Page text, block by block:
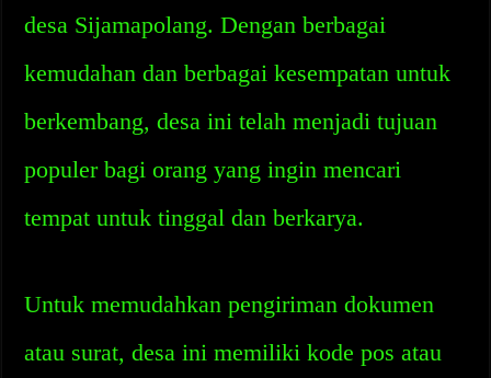
desa Sijamapolang. Dengan berbagai
kemudahan dan berbagai kesempatan untuk
berkembang, desa ini telah menjadi tujuan
populer bagi orang yang ingin mencari
tempat untuk tinggal dan berkarya.
Untuk memudahkan pengiriman dokumen
atau surat, desa ini memiliki kode pos atau